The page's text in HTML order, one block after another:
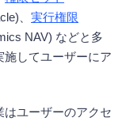
、 実行権限
NAV) などと多
してユーザーにア
はユーザーのアクセ